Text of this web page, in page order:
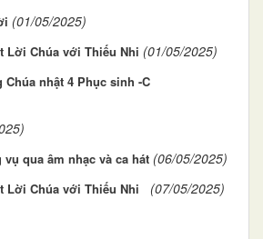
(01/05/2025)
Lời Chúa với Thiếu Nhi (01/05/2025)
Chúa nhật 4 Phục sinh -C
qua âm nhạc và ca hát (06/05/2025)
Lời Chúa với Thiếu Nhi (07/05/2025)